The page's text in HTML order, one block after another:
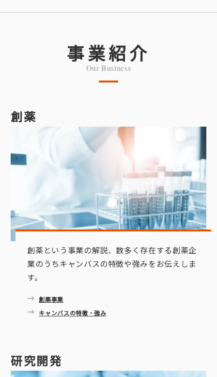
事業紹介
Our Business
創薬
創薬という事業の解説、数多く存在する創薬企
業のうちキャンバスの特徴や強みをお伝えしま
す。
創薬事業
キャンバスの特徴・強み
研究開発